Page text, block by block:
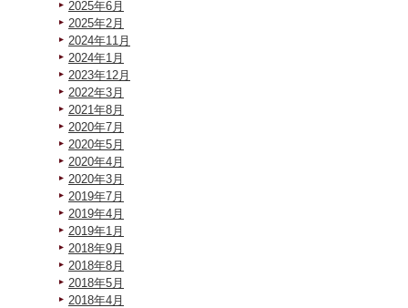
2025年6月
2025年2月
2024年11月
2024年1月
2023年12月
2022年3月
2021年8月
2020年7月
2020年5月
2020年4月
2020年3月
2019年7月
2019年4月
2019年1月
2018年9月
2018年8月
2018年5月
2018年4月